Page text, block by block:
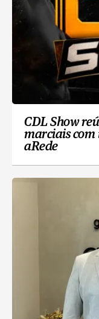
CDL Show
marciais com
aRede